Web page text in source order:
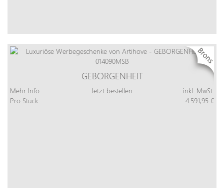
GEBORGENHEIT
Mehr Info Jetzt bestellen
inkl. MwSt:
Pro Stück
4.591,95 €